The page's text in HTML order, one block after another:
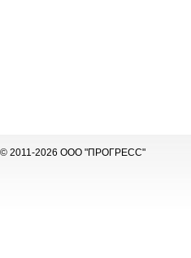
© 2011-2026 ООО "ПРОГРЕСС"